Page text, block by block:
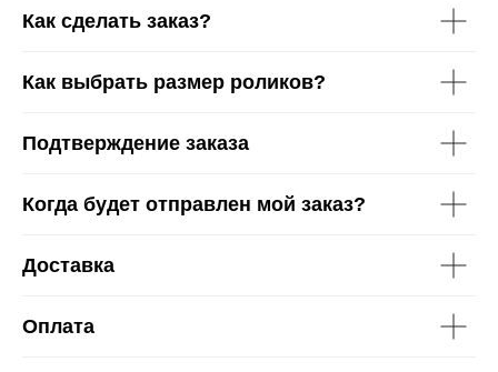
Как сделать заказ?
Как выбрать размер роликов?
Подтверждение заказа
Когда будет отправлен мой заказ?
Доставка
Оплата